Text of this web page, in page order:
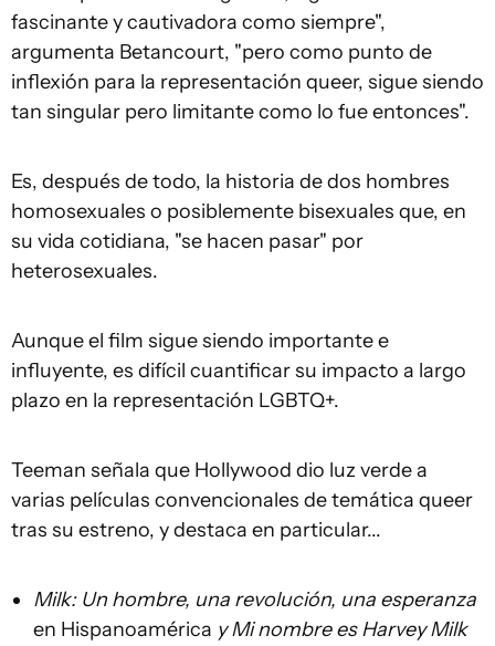
fascinante y cautivadora como siempre",
argumenta Betancourt, "pero como punto de
inflexión para la representación queer, sigue siendo
tan singular pero limitante como lo fue entonces".
Es, después de todo, la historia de dos hombres
homosexuales o posiblemente bisexuales que, en
su vida cotidiana, "se hacen pasar" por
heterosexuales.
Aunque el film sigue siendo importante e
influyente, es difícil cuantificar su impacto a largo
plazo en la representación LGBTQ+.
Teeman señala que Hollywood dio luz verde a
varias películas convencionales de temática queer
tras su estreno, y destaca en particular...
Milk: Un hombre, una revolución, una esperanza
en Hispanoamérica y Mi nombre es Harvey Milk